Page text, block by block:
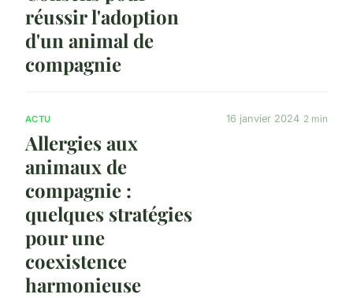
réussir l'adoption
d'un animal de
compagnie
ACTU
Allergies aux
animaux de
compagnie :
quelques stratégies
pour une
coexistence
harmonieuse
16 janvier 2024 2 min